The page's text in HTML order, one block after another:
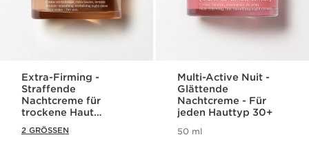
Extra-Firming -
Straffende
Nachtcreme für
trockene Haut
(nachfüllbar)
2 GRÖSSEN
Multi-Active Nuit -
Glättende
Nachtcreme - Für
jeden Hauttyp 30+
50 ml